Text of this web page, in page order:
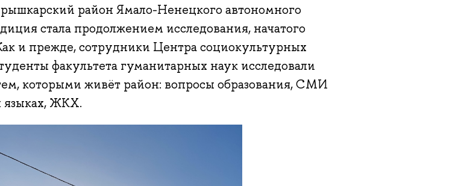
район Ямало-Ненецкого автономного
стала продолжением исследования, начатого
и прежде, сотрудники Центра социокультурных
факультета гуманитарных наук исследовали
которыми живёт район: вопросы образования, СМИ
языках, ЖКХ.